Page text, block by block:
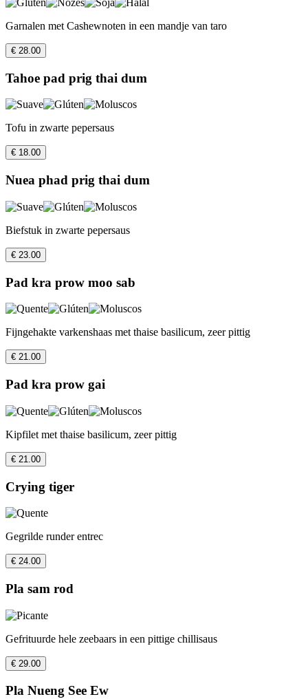
Garnalen met Cashewnoten in een mandje van taro
€ 28.00
Tahoe pad prig thai dum
Tofu in zwarte pepersaus
€ 18.00
Nuea phad prig thai dum
Biefstuk in zwarte pepersaus
€ 23.00
Pad kra prow moo sab
Fijngehakte varkenshaas met thaise basilicum, zeer pittig
€ 21.00
Pad kra prow gai
Kipfilet met thaise basilicum, zeer pittig
€ 21.00
Crying tiger
Gegrilde runder entrec
€ 24.00
Pla sam rod
Gefrituurde hele zeebaars in een pittige chillisaus
€ 29.00
Pla Nueng See Ew